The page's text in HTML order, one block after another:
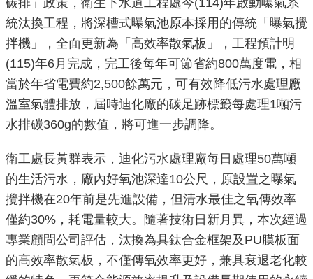
資
訊
政
府
資
訊
公
開
點
業
務
統汰換工程，將深槽式曝氣池原本採用的傳統「曝氣攪
拌機」，全面更新為「高效率散氣板」，工程預計明
(115)年6月完成，完工後每年可節省約800萬度電，相
當於年省電費約2,500餘萬元，可有效降低污水處理廠
溫室氣體排放，屆時迪化廠的碳足跡標籤每處理1噸污
水排碳360g的數值，將可進一步調降。
衛工處長黃群表示，迪化污水處理廠每日處理50萬噸
的生活污水，廠內好氧池深達10公尺，原設置之曝氣
攪拌機在20年前是先進設備，但清水最佳之氧傳效率
僅約30%，耗電量較大。隨著技術日新月異，本次經過
專業顧問公司評估，汰換為具鈦合金框架及PU膜板面
的高效率散氣板，不僅傳氧效率更好，兼具衰退老化較